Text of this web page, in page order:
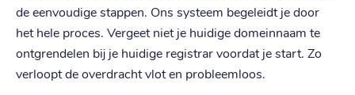
de eenvoudige stappen. Ons systeem begeleidt je door
het hele proces. Vergeet niet je huidige domeinnaam te
ontgrendelen bij je huidige registrar voordat je start. Zo
verloopt de overdracht vlot en probleemloos.